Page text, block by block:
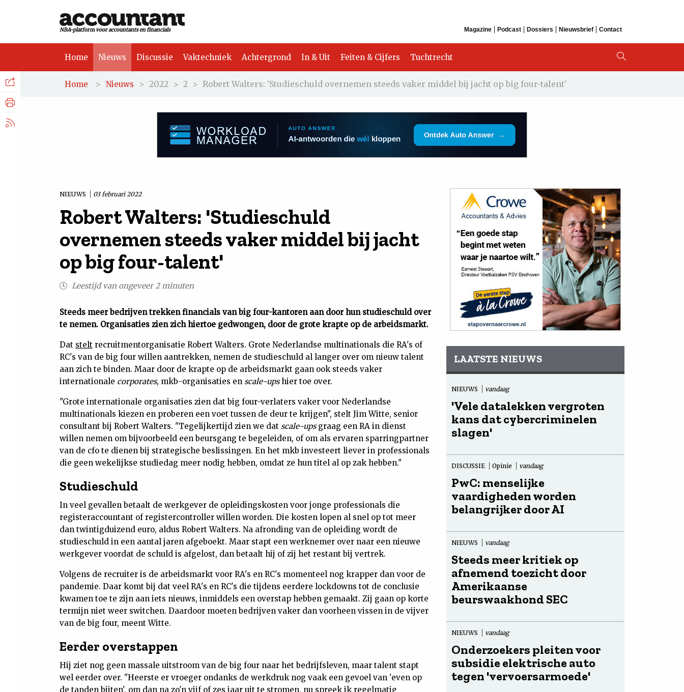
NBA-platform voor accountants en financials Magazine Podcast Dossiers Nieuwsbrief Contact
Home Nieuws Discussie Vaktechniek Achtergrond In & Uit Feiten & Cijfers Tuchtrecht
Home > Nieuws > 2022 > 2 > Robert Walters: 'Studieschuld overnemen steeds vaker middel bij jacht op big four-talent'
NIEUWS 03 februari 2022
Robert Walters: 'Studieschuld
overnemen steeds vaker middel bij jacht
op big four-talent'
Leestijd van ongeveer 2 minuten
Steeds meer bedrijven trekken financials van big four-kantoren aan door hun studieschuld over
te nemen. Organisaties zien zich hiertoe gedwongen, door de grote krapte op de arbeidsmarkt.
Dat stelt recruitmentorganisatie Robert Walters. Grote Nederlandse multinationals die RA's of
RC's van de big four willen aantrekken, nemen de studieschuld al langer over om nieuw talent
aan zich te binden. Maar door de krapte op de arbeidsmarkt gaan ook steeds vaker
internationale corporates, mkb-organisaties en scale-upshier toe over.
"Grote internationale organisaties zien dat big four-verlaters vaker voor Nederlandse
multinationals kiezen en proberen een voet tussen de deur te krijgen", stelt Jim Witte, senior
consultant bij Robert Walters. "Tegelijkertijd zien we dat scale-upsgraag een RA in dienst
willen nemen om bijvoorbeeld een beursgang te begeleiden, of om als ervaren sparringpartner
van de cfo te dienen bij strategische beslissingen. En het mkb investeert liever in professionals
die geen wekelijkse studiedag meer nodig hebben, omdat ze hun titel al op zak hebben."
Studieschuld
In veel gevallen betaalt de werkgever de opleidingskosten voor jonge professionals die
registeraccountant of registercontroller willen worden. Die kosten lopen al snel op tot meer
dan twintigduizend euro, aldus Robert Walters. Na afronding van de opleiding wordt de
studieschuld in een aantal jaren afgeboekt. Maar stapt een werknemer over naar een nieuwe
werkgever voordat de schuld is afgelost, dan betaalt hij of zij het restant bij vertrek.
Volgens de recruiter is de arbeidsmarkt voor RA's en RC's momenteel nog krapper dan voor de
pandemie. Daar komt bij dat veel RA's en RC's die tijdens eerdere lockdowns tot de conclusie
kwamen toe te zijn aan iets nieuws, inmiddels een overstap hebben gemaakt. Zij gaan op korte
termijn niet weer switchen. Daardoor moeten bedrijven vaker dan voorheen vissen in de vijver
van de big four, meent Witte.
Eerder overstappen
Hij ziet nog geen massale uitstroom van de big four naar het bedrijfsleven, maar talent stapt
wel eerder over. "Heerste er vroeger ondanks de werkdruk nog vaak een gevoel van 'even op
de tanden bijten', om dan na zo'n vijf of zes jaar uit te stromen, nu spreek ik regelmatig
LAATSTE NIEUWS
NIEUWS vandaag
'Vele datalekken vergroten
kans dat cybercriminelen
slagen'
DISCUSSIE Opinie vandaag
PwC: menselijke
vaardigheden worden
belangrijker door AI
NIEUWS vandaag
Steeds meer kritiek op
afnemend toezicht door
Amerikaanse
beurswaakhond SEC
NIEUWS vandaag
Onderzoekers pleiten voor
subsidie elektrische auto
tegen 'vervoersarmoede'
Facebook
Nieuws